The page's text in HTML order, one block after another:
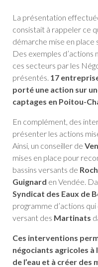
La présentation
consistait à rappeler ce
démarche mise en place
Des exemples
ces secteurs par les
présentés. 17
porté une action sur
captages en Poitou-
En complément, des
présenter les actions
Ainsi, un conseiller de
mises en place pour
bassins versants de
Guignard en Vendée.
Syndicat des Eaux de
programme d’actions
versant des Martinats
Ces interventions
négociants agricoles
de l’eau et à créer des